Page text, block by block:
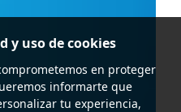
y uso de cookies
en proteger
informarte que
tu experiencia,